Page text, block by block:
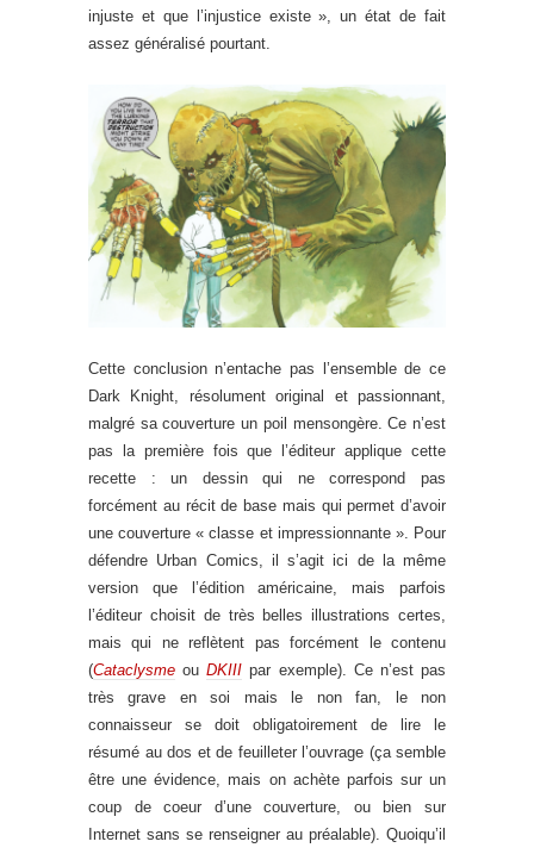
injuste et que l’injustice existe », un état de fait
assez généralisé pourtant.
Cette conclusion n’entache pas l’ensemble de ce
Dark Knight, résolument original et passionnant,
malgré sa couverture un poil mensongère. Ce n’est
pas la première fois que l’éditeur applique cette
recette : un dessin qui ne correspond pas
forcément au récit de base mais qui permet d’avoir
une couverture « classe et impressionnante ». Pour
défendre Urban Comics, il s’agit ici de la même
version que l’édition américaine, mais parfois
l’éditeur choisit de très belles illustrations certes,
mais qui ne reflètent pas forcément le contenu
(Cataclysme ouDKIII par exemple). Ce n’est pas
très grave en soi mais le non fan, le non
connaisseur se doit obligatoirement de lire le
résumé au dos et de feuilleter l’ouvrage (ça semble
être une évidence, mais on achète parfois sur un
coup de coeur d’une couverture, ou bien sur
Internet sans se renseigner au préalable). Quoiqu’il